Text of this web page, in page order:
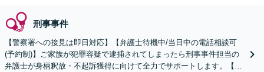
刑事事件
【警察署への接見は即日対応】【弁護士待機中/当日中の電話相談可
(予約制)】ご家族が犯罪容疑で逮捕されてしまったら刑事事件担当の
弁護士が身柄釈放・不起訴獲得に向けて全力でサポートします。【毎